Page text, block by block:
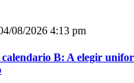
08/2026 4:13 pm
calendario B: A elegir